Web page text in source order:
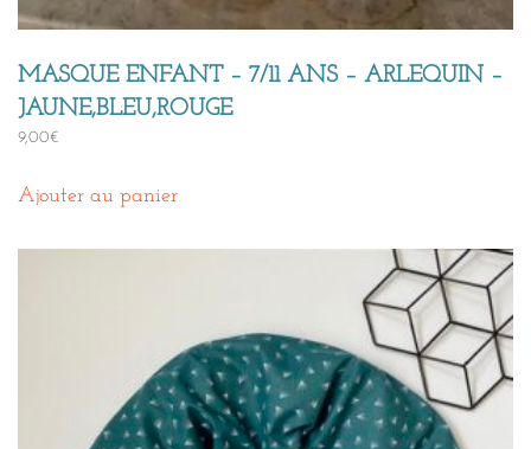
MASQUE ENFANT – 7/11 ANS – ARLEQUIN –
JAUNE,BLEU,ROUGE
9,00€
Ajouter au panier